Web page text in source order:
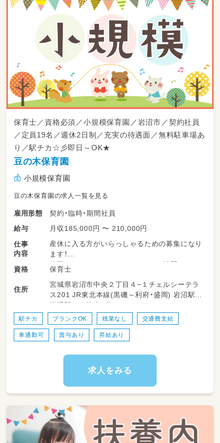
保育士／資格必須／小規模保育園／岩沼市／契約社員
／定員19名／週休2日制／充実の待遇面／無料駐車場あ
り／駅チカ☆彡即日～OK★
豆の木保育園
小規模保育園
豆の木保育園の求人一覧を見る
雇用形態
契約・臨時・期間社員
給与
月収185,000円 〜 210,000円
仕事
内容
産休に入る方がいらっしゃるための募集になり
ます！
休憩もローテーションでしっかり1時間とれま
す！
資格 保育士
住所
宮城県岩沼市中央２丁目４−１チェルシーテラ
ス201 JR東北本線(黒磯～利府・盛岡) 岩沼駅
岩沼駅から徒歩5分
駅チカ ブランクOK 残業なし 交通費支給
車通勤可 賞与あり 昇給あり
求人をみる